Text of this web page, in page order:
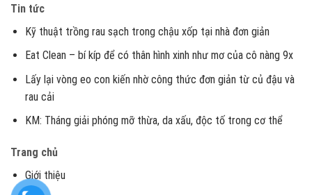
Tin tức
Kỹ thuật trồng rau sạch trong chậu xốp tại nhà đơn giản
Eat Clean – bí kíp để có thân hình xinh như mơ của cô nàng 9x
Lấy lại vòng eo con kiến nhờ công thức đơn giản từ củ đậu và
rau cải
KM: Tháng giải phóng mỡ thừa, da xấu, độc tố trong cơ thể
Trang chủ
Giới thiệu